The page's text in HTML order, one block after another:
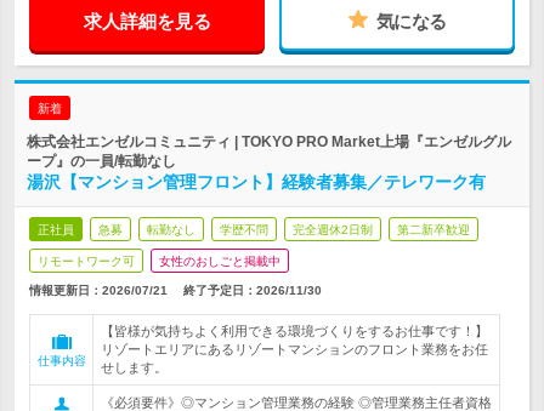
求人詳細を見る 気になる
新着
株式会社エンゼルコミュニティ | TOKYO PRO Market上場『エンゼルグル
ープ』の一員/転勤なし
湯沢【マンション管理フロント】経験者募集／テレワーク有
正社員 急募 転勤なし 学歴不問 完全週休2日制 第二新卒歓迎
リモートワーク可 女性のおしごと掲載中
情報更新日：2026/07/21 終了予定日： 2026/11/30
仕事内容
【皆様が気持ちよく利用できる環境づくりをするお仕事です！】
リゾートエリアにあるリゾートマンションのフロント業務をお任
せします。
《必須要件》◎マンション管理業務の経験 ◎管理業務主任者資格